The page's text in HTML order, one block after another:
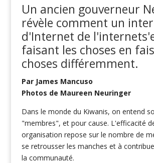
Un ancien gouverneur
révèle comment un i
d'Internet de l'internet
faisant les choses en
choses différemment.
Par James Mancuso
Photos de Maureen Neuringer
Dans le monde du Kiwanis, on entend
"membres", et pour cause. L'efficacité
organisation repose sur le nombre de
se retrousser les manches et à
la communauté.